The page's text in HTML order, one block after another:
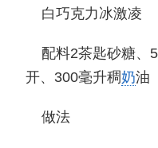
白巧克力冰激凌
配料2茶匙砂糖、
开、300毫升稠奶油
做法